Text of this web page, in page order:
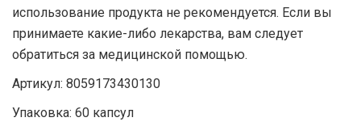
использование продукта не рекомендуется. Если вы
принимаете какие-либо лекарства, вам следует
обратиться за медицинской помощью.
Артикул: 8059173430130
Упаковка: 60 капсул